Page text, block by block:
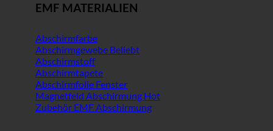
EMF MATERIALIEN
Abschirmfarbe
Abschirmgewebe
Abschirmstoff
Abschirmtapete
Abschirmfolie Fenster
Magnetfeld Abschirmung
Zubehör EMF Abschirmung